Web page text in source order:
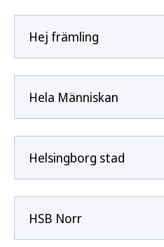
Hej främling
Hela Människan
Helsingborg stad
HSB Norr